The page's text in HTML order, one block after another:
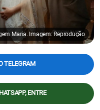
Maria. Imagem: Reprodução
TELEGRAM
ENTRE